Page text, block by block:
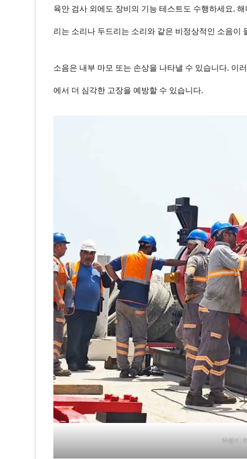
육안 검사 외에도 장비의 기능 테스트도 수행하세요.
리는 소리나 두드리는 소리와 같은 비정상적인 소음이
소음은 내부 마모 또는 손상을 나타낼 수 있습니다. 이
에서 더 심각한 고장을 예방할 수 있습니다.
주웨이